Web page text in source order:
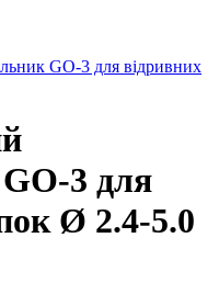
GO-3 для відривних
3 для
Ø 2.4-5.0